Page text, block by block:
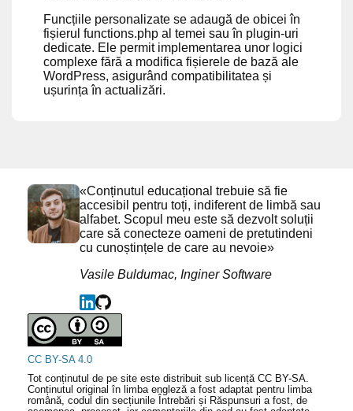
Funcțiile personalizate se adaugă de obicei în
fișierul functions.php al temei sau în plugin-uri
dedicate. Ele permit implementarea unor logici
complexe fără a modifica fișierele de bază ale
WordPress, asigurând compatibilitatea și
ușurința în actualizări.
«Conținutul educațional trebuie să fie
accesibil pentru toți, indiferent de limbă sau
alfabet. Scopul meu este să dezvolt soluții
care să conecteze oameni de pretutindeni
cu cunoștințele de care au nevoie»
Vasile Buldumac, Inginer Software
CC BY-SA 4.0
Tot conținutul de pe site este distribuit sub licență CC BY-SA.
Conținutul original în limba engleză a fost adaptat pentru limba
română, codul din secțiunile Întrebări și Răspunsuri a fost, de